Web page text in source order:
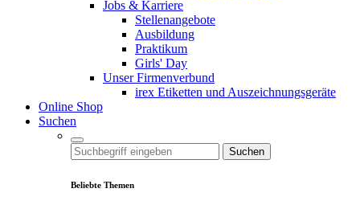
Jobs & Karriere
Stellenangebote
Ausbildung
Praktikum
Girls' Day
Unser Firmenverbund
irex Etiketten und Auszeichnungsgeräte
Online Shop
Suchen
Suchen
Beliebte Themen